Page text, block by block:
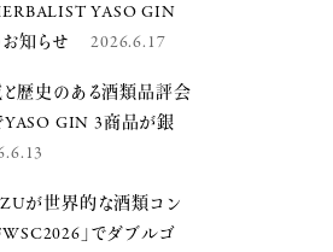
YASO GIN
知らせ
2026.6.17
歴史のある酒類品評会
YASO GIN 3商品が銀
が世界的な酒類コン
」でダブルゴ